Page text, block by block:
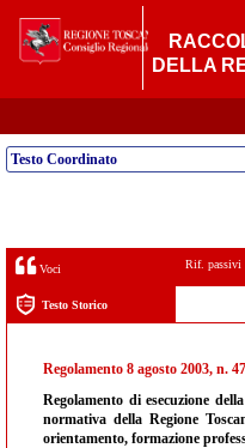
DELLA
Testo Coordinato
Voci Rif. passivi
Testo Storico
Regolamento 8 agosto 2003, n.
Regolamento di esecuzione della
normativa della Regione
orientamento, formazione